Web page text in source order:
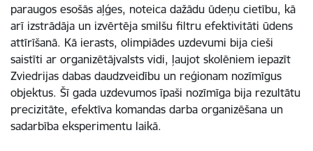
paraugos esošās aļģes, noteica dažādu ūdeņu cietību, kā
arī izstrādāja un izvērtēja smilšu filtru efektivitāti ūdens
attīrīšanā. Kā ierasts, olimpiādes uzdevumi bija cieši
saistīti ar organizētājvalsts vidi, ļaujot skolēniem iepazīt
Zviedrijas dabas daudzveidību un reģionam nozīmīgus
objektus. Šī gada uzdevumos īpaši nozīmīga bija rezultātu
precizitāte, efektīva komandas darba organizēšana un
sadarbība eksperimentu laikā.